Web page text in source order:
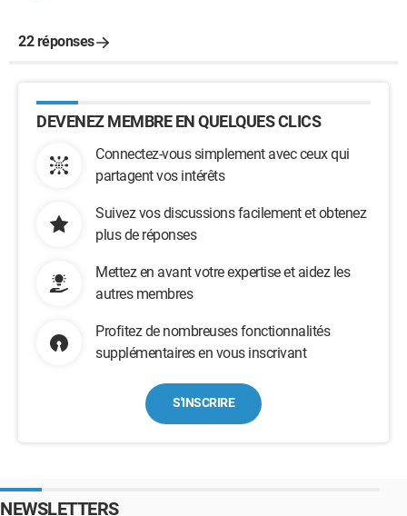
22 réponses
DEVENEZ MEMBRE EN QUELQUES CLICS
Connectez-vous simplement avec ceux qui
partagent vos intérêts
Suivez vos discussions facilement et obtenez
plus de réponses
Mettez en avant votre expertise et aidez les
autres membres
Profitez de nombreuses fonctionnalités
supplémentaires en vous inscrivant
S'INSCRIRE
NEWSLETTERS